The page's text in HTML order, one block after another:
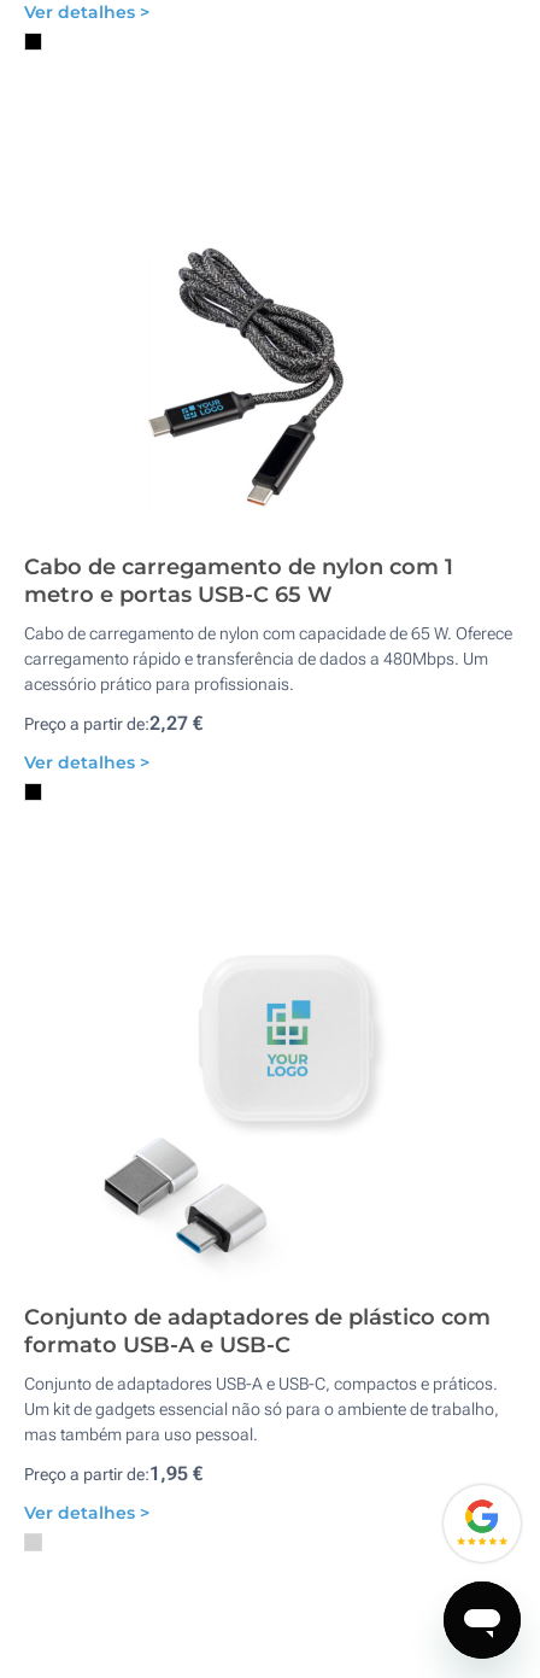
Ver detalhes >
Cabo de carregamento de nylon com 1
metro e portas USB-C 65 W
Cabo de carregamento de nylon com capacidade de 65 W. Oferece
carregamento rápido e transferência de dados a 480Mbps. Um
acessório prático para profissionais.
Preço a partir de:2,27 €
Ver detalhes >
Conjunto de adaptadores de plástico com
formato USB-A e USB-C
Conjunto de adaptadores USB-A e USB-C, compactos e práticos.
Um kit de gadgets essencial não só para o ambiente de trabalho,
mas também para uso pessoal.
Preço a partir de:1,95 €
Ver detalhes >